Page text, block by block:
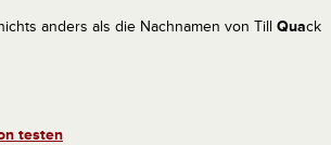
anders als die Nachnamen von Till Quack
testen